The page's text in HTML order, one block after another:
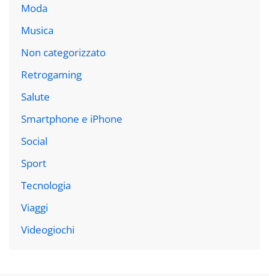
Moda
Musica
Non categorizzato
Retrogaming
Salute
Smartphone e iPhone
Social
Sport
Tecnologia
Viaggi
Videogiochi